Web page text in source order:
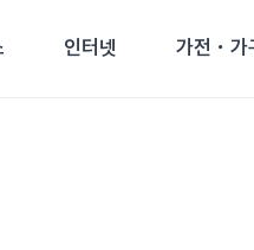
인터넷 가전・가